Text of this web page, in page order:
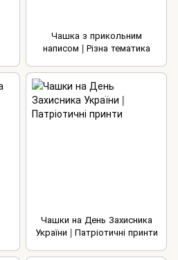
Чашка з прикольним
написом | Різна тематика
Чашки на День Захисника
України | Патріотичні принти